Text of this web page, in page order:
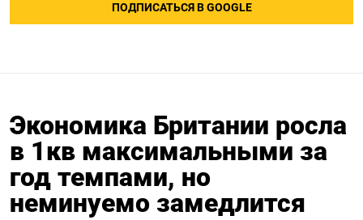
ПОДПИСАТЬСЯ В GOOGLE
Экономика Британии росла
в 1кв максимальными за
год темпами, но
неминуемо замедлится